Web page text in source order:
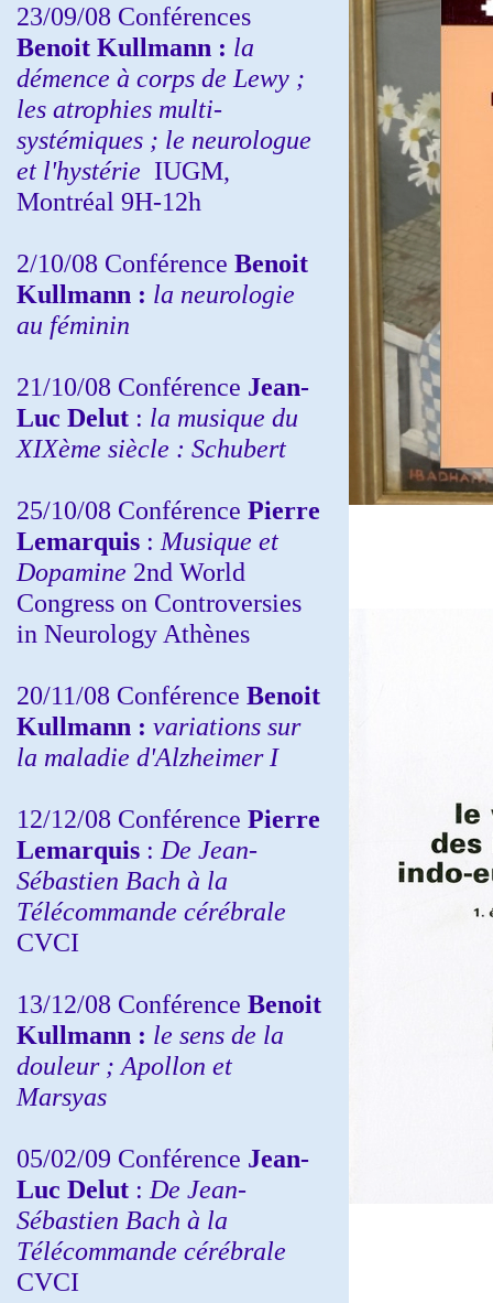
23/09/08 Conférences
Benoit Kullmann : la
démence à corps de Lewy ;
les atrophies multi-
systémiques ; le neurologue
et l'hystérie IUGM,
Montréal 9H-12h
2/10/08 Conférence Benoit
Kullmann : la neurologie
au féminin
21/10/08 Conférence Jean-
Luc Delut : la musique du
XIXème siècle : Schubert
25/10/08 Conférence Pierre
Lemarquis : Musique et
Dopamine 2nd World
Congress on Controversies
in Neurology Athènes
20/11/08 Conférence Benoit
Kullmann : variations sur
la maladie d'Alzheimer I
12/12/08 Conférence Pierre
Lemarquis : De Jean-
Sébastien Bach à la
Télécommande cérébrale
CVCI
13/12/08 Conférence Benoit
Kullmann : le sens de la
douleur ; Apollon et
Marsyas
05/02/09 Conférence Jean-
Luc Delut : De Jean-
Sébastien Bach à la
Télécommande cérébrale
CVCI